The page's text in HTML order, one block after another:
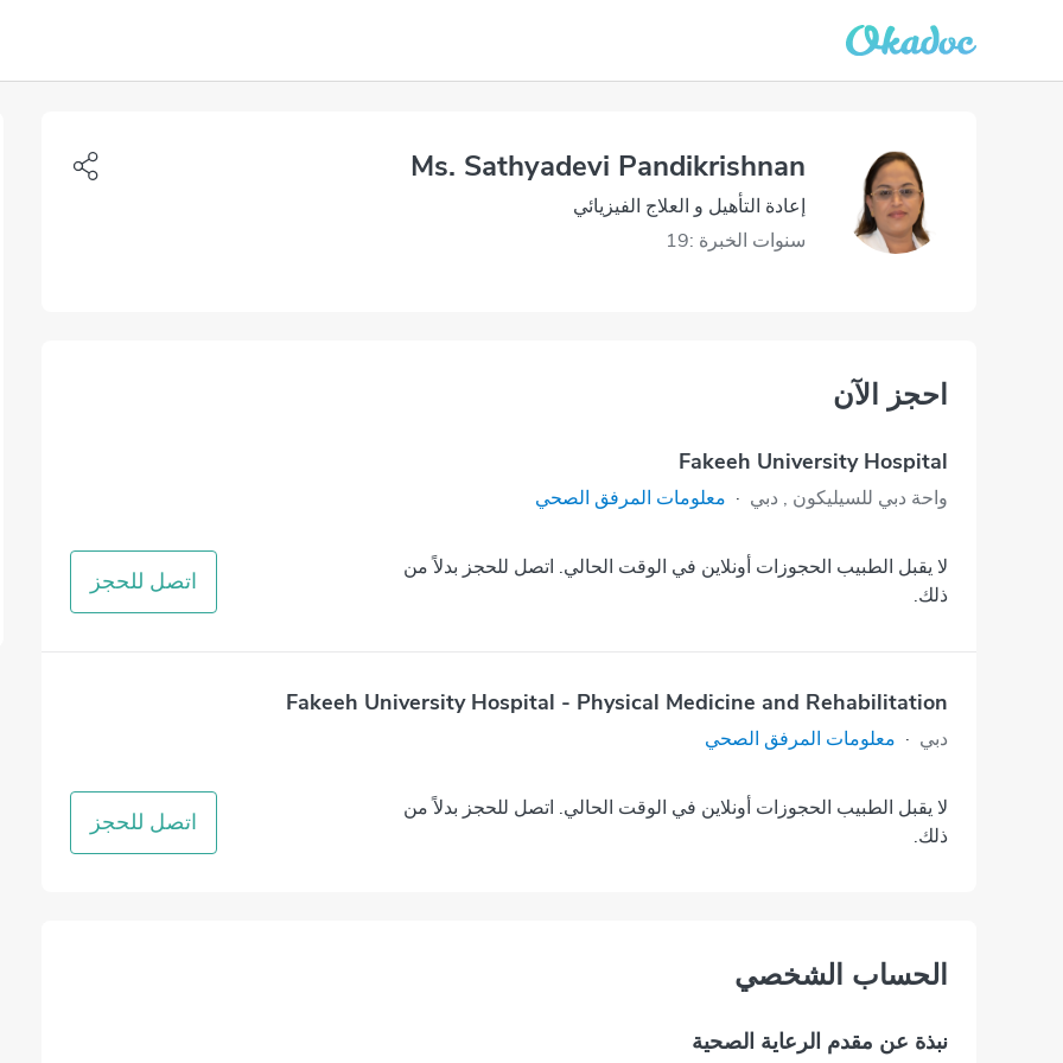
Ms. Sathyadevi Pandikrishnan
إعادة التأهيل و العلاج الفيزيائي
سنوات الخبرة :19
احجز الآن
Fakeeh University Hospital
واحة دبي للسيليكون‎ , دبي · معلومات المرفق الصحي
لا يقبل الطبيب الحجوزات أونلاين في الوقت الحالي. اتصل للحجز بدلاً من
ذلك.
اتصل للحجز
Fakeeh University Hospital - Physical Medicine and Rehabilitation
دبي · معلومات المرفق الصحي
لا يقبل الطبيب الحجوزات أونلاين في الوقت الحالي. اتصل للحجز بدلاً من
ذلك.
اتصل للحجز
اﻟﺤﺴﺎﺏ اﻟﺸﺨﺼﻲ
نبذة عن مقدم الرعاية الصحية